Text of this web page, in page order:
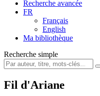
Recherche avancée
FR
Français
English
Ma bibliothèque
Recherche simple
Fil d'Ariane